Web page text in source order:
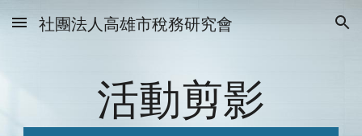
Skip to main content Skip to navigation
社團法人高雄市稅務研究會
活動剪影